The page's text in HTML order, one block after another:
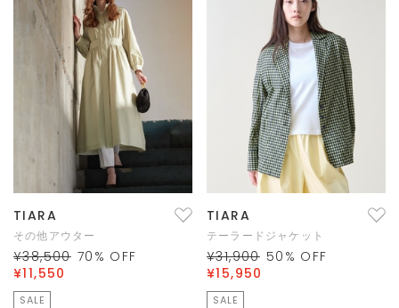
TIARA
その他アウター
¥38,500 70 % OFF
¥11,550
SALE
TIARA
テーラードジャケット
¥31,900 50 % OFF
¥15,950
SALE